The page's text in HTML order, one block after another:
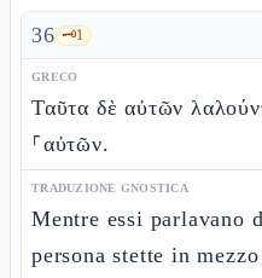
36 🗝️1
GRECO
Ταῦτα δὲ αὐτῶν
⸀αὐτῶν.
TRADUZIONE GNOSTICA
Mentre essi parlavano
persona stette in